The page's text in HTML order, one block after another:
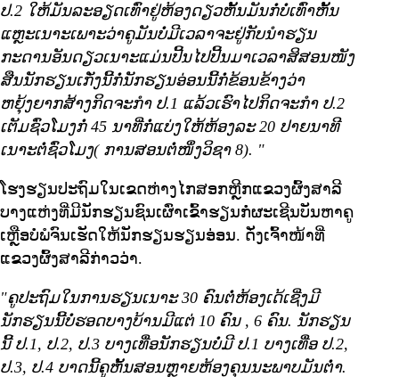
ປ.2 ໃຫ້ມັນລະອຽດເທົ່າຢູ່ຫ້ອງດຽວຫັ້ນມັນກໍ່ບໍ່ເທົ່າຫັ້ນ
ແຫຼະເນາະເພາະວ່າຄູມັນບໍ່ມີເວລາຈະຢູ່ກັບນໍາຮຽນ
ກະດານອັນດຽວເນາະແມ່ນປີ້ນໄປປີ້ນມາເວລາສິສອນໜັງ
ສືນນັກຮຽນເກັ່ງນີ້ກໍ່ນັກຮຽນອ່ອນນີ້ກໍ່ຂ້ອນຂ້າງວ່າ
ຫຍຸ້ງຍາກສ້າງກິດຈະກຳ ປ.1 ແລ້ວເຮົາໄປກິດຈະກຳ ປ.2
ເຕັມຊົ່ວໂມງກໍ່ 45 ນາທີ່ກໍ່ແບ່ງໃຫ້ຫ້ອງລະ 20 ປາຍນາທີ
ເນາະຕໍ່ຊົ່ວໂມງ( ການສອນຕໍ່ໜຶ່ງວິຊາ 8). "
ໂຮງຮຽນປະຖົມໃນເຂດຫ່າງໄກສອກຫຼີກແຂວງຜົ້ງສາລີ
ບາງແຫ່ງທີ່ມີນັກຮຽນຊົນເຜົ່າເຂົ້າຮຽນກໍ່ຜະເຊີນບັນຫາຄູ
ເຫຼືອບໍ່ພໍຈົນເຮັດໃຫ້ນັກຮຽນຮຽນອ່ອນ. ດັ່ງເຈົ້າໜ້າທີ່
ແຂວງຜົ້ງສາລີກ່າວວ່າ.
"ຄູປະຖົມໃນການຮຽນເນາະ 30 ຄົນຕໍ່ຫ້ອງເດ້ເຊີ່ງມີ
ນັກຮຽນນີ້ບໍ່ຮອດບາງບ້ານມີແຕ່ 10 ຄົນ , 6 ຄົນ. ນັກຮຽນ
ນີ້ ປ.1, ປ.2, ປ.3 ບາງເທື່ອນັກຮຽນບໍ່ມີ ປ.1 ບາງເທື່ອ ປ.2,
ປ.3, ປ.4 ບາດນີ້ຄູຫັ້ນສອນຫຼາຍຫ້ອງຄຸນນະພາບມັນຕໍ່າ.